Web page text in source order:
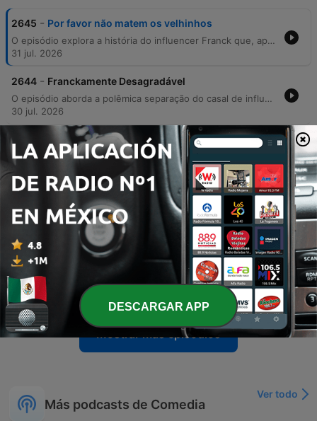
2645 - Por favor não matem os velhinhos
O episódio explora a história do influencer Franck que, após o término do seu relacionamento com Rafaela, decidiu levar o avô de 88 anos, António, para uma série de viagens internacionais. O conteúdo detalha as experiências do idoso em Nova Iorque, no Japão e na Turquia, onde realizou tratamentos dentários. A narrativa alterna entre momentos de humor sobre o desejo de tranquilidade do avô e dicas práticas de viagem, incluindo recomendações de aplicações para viajantes internacionais.
31 jul. 2026
2644 - Franckamente Desagradável
O episódio aborda a polêmica separação do casal de influencers Rafael e Franco, discutindo acusações mútuas sobre privacidade, abandono de animais e uso indevido de imagem em redes sociais. Os apresentadores satirizam o estilo de conteúdo de viagens 'low cost' do ex-casal antes de mergulharem nos detalhes do conflito pessoal. O relato inclui ainda o desaparecimento de uma gata da casa de Franco, levantando suspeitas sobre uma entrada não autorizada na residência por meio de uma cópia de chave. O impacto emocional do ocorrido no gato Tommy e a recente adoção de um novo gato, Oli, também são discutidos.
30 jul. 2026
2643 Conversas com a Gorda
A inteligência artificial de Susana Torres
O episódio aborda o regresso da mental coach Susana Torres e a sua transição para a área da inteligência artificial, levantando questões sobre a autenticidade das suas novas competências tecnológicas e as controvérsias em torno dos seus elevados preços. Os apresentadores satirizam o uso de ferramentas digitais para substituir profissionais qualificados. A discussão estende-se ao impacto da IA na acessibilidade de recursos visuais e na possível substituição de diversas profissões. O episódio encerra com um relato pessoal sobre como encontros inesperados podem alterar drasticamente o rumo de uma carreira profissional.
28 jul. 2026
2641 - O regresso de Susana Torres
Este episódio explora a polêmica envolvendo a mental coach Susana Torres, detalhando o período de crise pessoal e as repercussões mediáticas após acusações de irregularidades em seus programas de mentoria, como o Mastermind. A discussão aborda as alegações de clientes lesados e a defesa da coach, que contesta a veracidade de reportagens, alegando manipulação de imagens. Além do caso de Susana Torres, o debate estende-se a outros desmentidos de figuras públicas, como Fernando Santos e Cristiano Ronaldo, analisando a conduta ética das partes envolvidas e o impacto dessas controvérsias na esfera pública.
27 jul. 2026
Mostrar más episodios
Más podcasts de Comedia
Ver todo
DESCARGAR APP